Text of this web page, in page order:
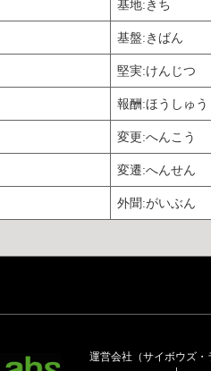
基地:きち
基盤:きばん
堅実:けんじつ
報酬:ほうしゅう
変更:へんこう
変遷:へんせん
外聞:がいぶん
運営会社（サイボウズ・